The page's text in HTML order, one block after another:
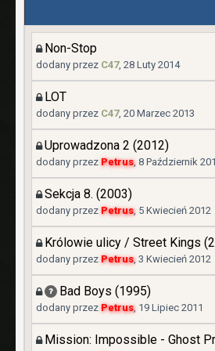
Non-Stop
dodany przez C47,28 Luty 2014
LOT
dodany przez C47,20 Marzec 2013
Uprowadzona 2 (2012)
dodany przezPetrus,8 Październik
Sekcja 8. (2003)
dodany przezPetrus, 5 Kwiecień 2012
Królowie ulicy / Street Kings
dodany przezPetrus,3 Kwiecień 2012
Bad Boys (1995)
dodany przezPetrus, 19 Lipiec 2011
Mission: Impossible - Ghost